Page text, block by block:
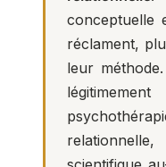
conceptuelle
réclament,
leur